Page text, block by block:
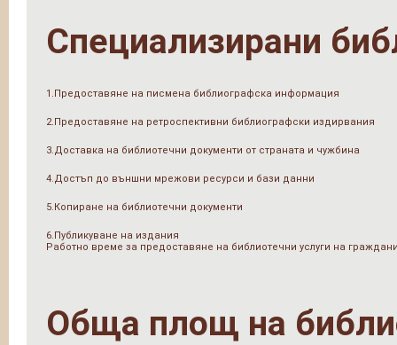
Специализирани
1.Предоставяне на писмена библиографска информация
2.Предоставяне на ретроспективни библиографски издирвания
3.Доставка на библиотечни документи от страната и чужбина
4.Достъп до външни мрежови ресурси и бази данни
5.Копиране на библиотечни документи
6.Публикуване на издания
Работно време за предоставяне на библиотечни услуги на
Обща площ на